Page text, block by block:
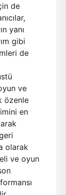
de
yanı
gibi
de
ve
özenle
en
olarak
ve oyun